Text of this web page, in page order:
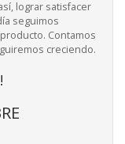
lograr satisfacer
seguimos
Contamos
creciendo.